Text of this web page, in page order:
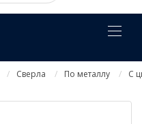
Сверла По металлу С